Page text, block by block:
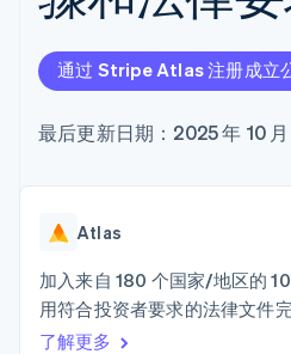
Elements
支付方式
支持 125 种以
上
Terminal
线下支付
Boost
化
加速结账
一次性或
Tax
销售税和
税自动化
Revenue
Stripe
加密货币
电子商务
嵌入式金融
财务自动化
全球化企业
交易市场
按行业
接受线上付款
实施预置结账
构建平台或交
管理订阅
发行稳定币支
资源
应用集成
获取支持
托管支持方案
专业服务
公司
Stripe
通过 Stripe Atlas 注册成立
最后更新日期：2025 年 10 月
Atlas
加入来自 180 个国家/地区的
用符合投资者要求的法律文件
了解更多